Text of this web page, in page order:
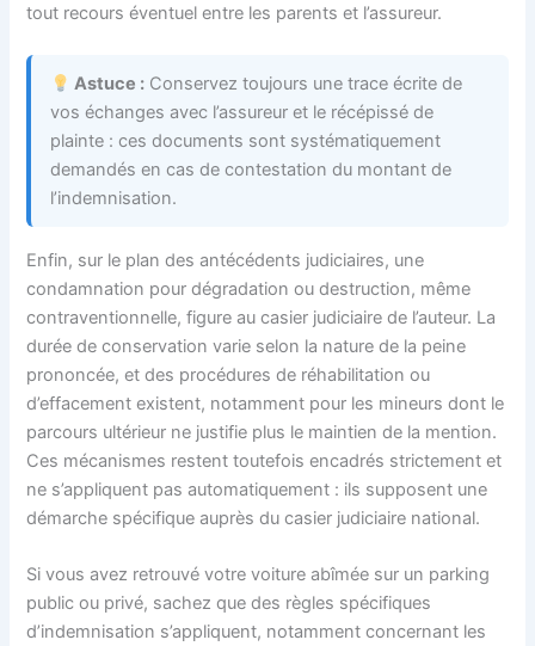
tout recours éventuel entre les parents et l’assureur.
Astuce : Conservez toujours une trace écrite de
vos échanges avec l’assureur et le récépissé de
plainte : ces documents sont systématiquement
demandés en cas de contestation du montant de
l’indemnisation.
Enfin, sur le plan des antécédents judiciaires, une
condamnation pour dégradation ou destruction, même
contraventionnelle, figure au casier judiciaire de l’auteur. La
durée de conservation varie selon la nature de la peine
prononcée, et des procédures de réhabilitation ou
d’effacement existent, notamment pour les mineurs dont le
parcours ultérieur ne justifie plus le maintien de la mention.
Ces mécanismes restent toutefois encadrés strictement et
ne s’appliquent pas automatiquement : ils supposent une
démarche spécifique auprès du casier judiciaire national.
Si vous avez retrouvé votre voiture abîmée sur un parking
public ou privé, sachez que des règles spécifiques
d’indemnisation s’appliquent, notamment concernant les